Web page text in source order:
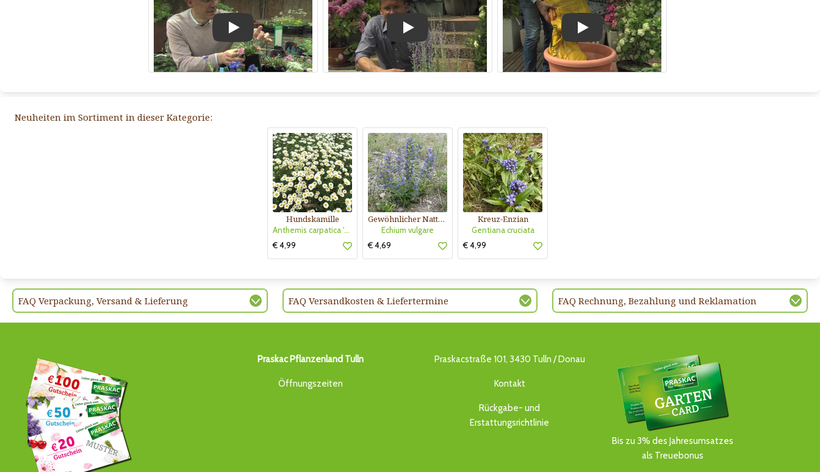
Play Play Play
Neuheiten im Sortiment in dieser Kategorie:
Hundskamille
Anthemis carpatica 'Karpatenschnee'
€ 4,99
Gewöhnlicher Natternkopf
Echium vulgare
€ 4,69
Kreuz-Enzian
Gentiana cruciata
€ 4,99
FAQ Verpackung, Versand & Lieferung FAQ Versandkosten & Liefertermine FAQ Rechnung, Bezahlung und Reklamation
Praskac Pflanzenland Tulln
Öffnungszeiten
Praskacstraße 101, 3430 Tulln / Donau
Kontakt
Rückgabe- und
Erstattungsrichtlinie
Bis zu 3% des Jahresumsatzes
als Treuebonus